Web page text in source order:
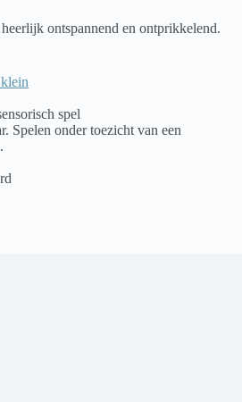
ontspannend en ontprikkelend.
spel
Spelen onder toezicht van een